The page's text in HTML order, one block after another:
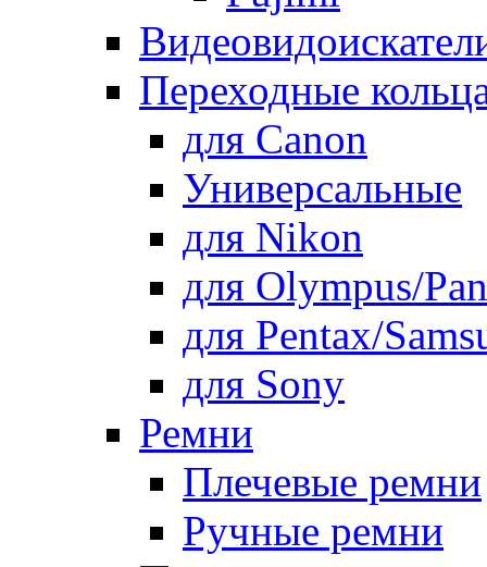
Переходные
для Canon
Универсальные
для Nikon
для Olympus/
для Pentax/
для Sony
Ремни
Плечевые ремни
Ручные ремни